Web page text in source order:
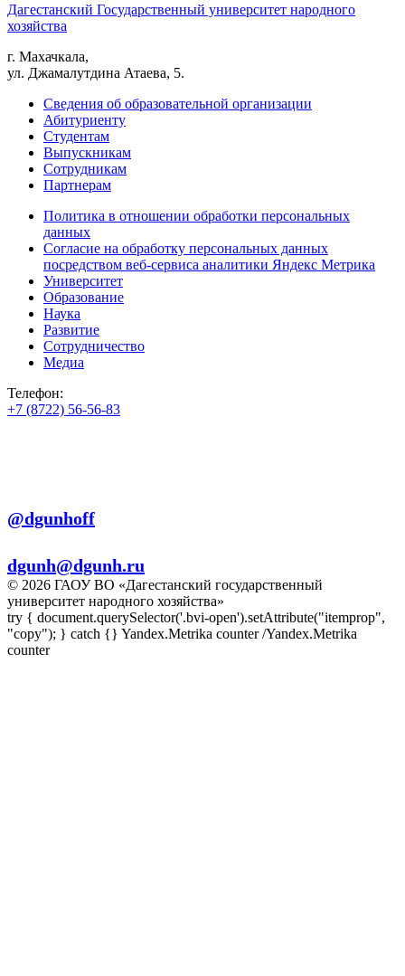
Дагестанский Государственный университет народного
хозяйства
г. Махачкала,
ул. Джамалутдина Атаева, 5.
Сведения об образовательной организации
Абитуриенту
Студентам
Выпускникам
Сотрудникам
Партнерам
Политика в отношении обработки персональных
данных
Согласие на обработку персональных данных
посредством веб-сервиса аналитики Яндекс Метрика
Университет
Образование
Наука
Развитие
Сотрудничество
Медиа
Телефон:
+7 (8722) 56-56-83
@dgunhoff
dgunh@dgunh.ru
© 2026 ГАОУ ВО «Дагестанский государственный
университет народного хозяйства»
try { document.querySelector('.bvi-open').setAttribute("itemprop",
"copy"); } catch {} Yandex.Metrika counter/Yandex.Metrika
counter